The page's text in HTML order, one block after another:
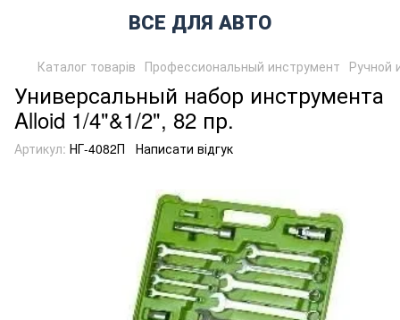
ВСЕ ДЛЯ АВТО
Каталог товарів Профессиональный инструмент Ручной
Универсальный набор инструмента
Alloid 1/4"&1/2", 82 пр.
Артикул: НГ-4082П Написати відгук